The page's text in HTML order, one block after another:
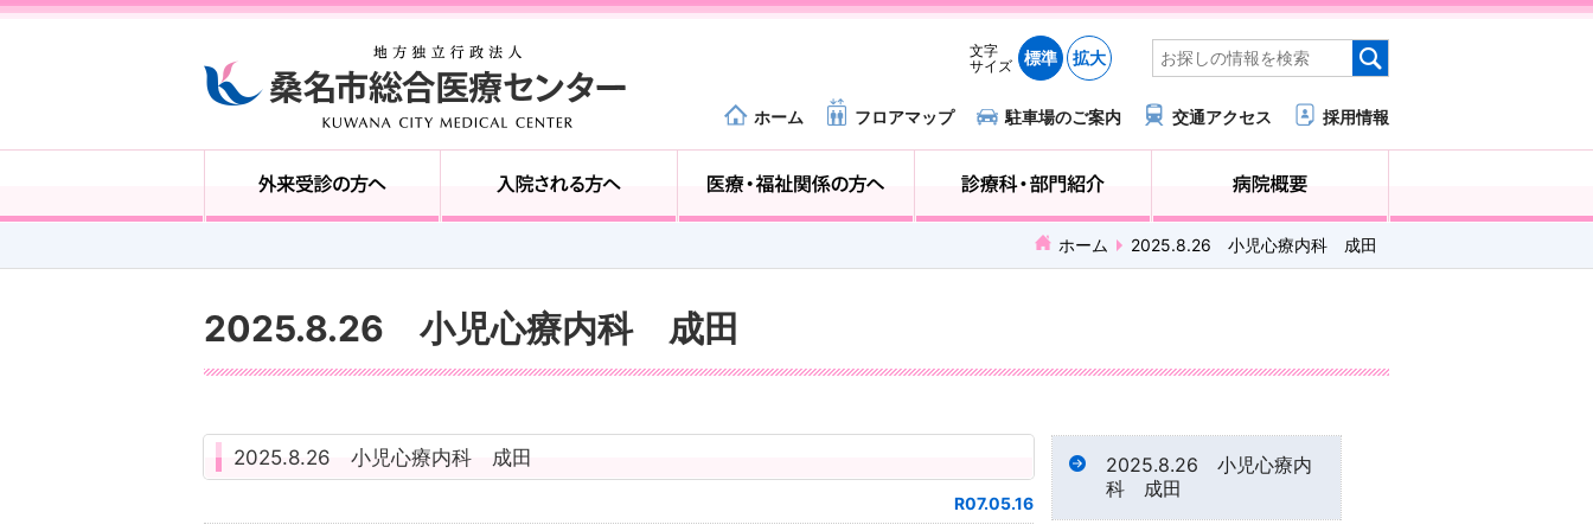
文字
サイズ
標準 拡大
ホーム フロアマップ 駐車場のご案内 交通アクセス 採用情報
ホーム 2025.8.26 小児心療内科 成田
2025.8.26 小児心療内科 成田
2025.8.26 小児心療内科 成田
R07.05.16
2025.8.26 小児心療内
科 成田